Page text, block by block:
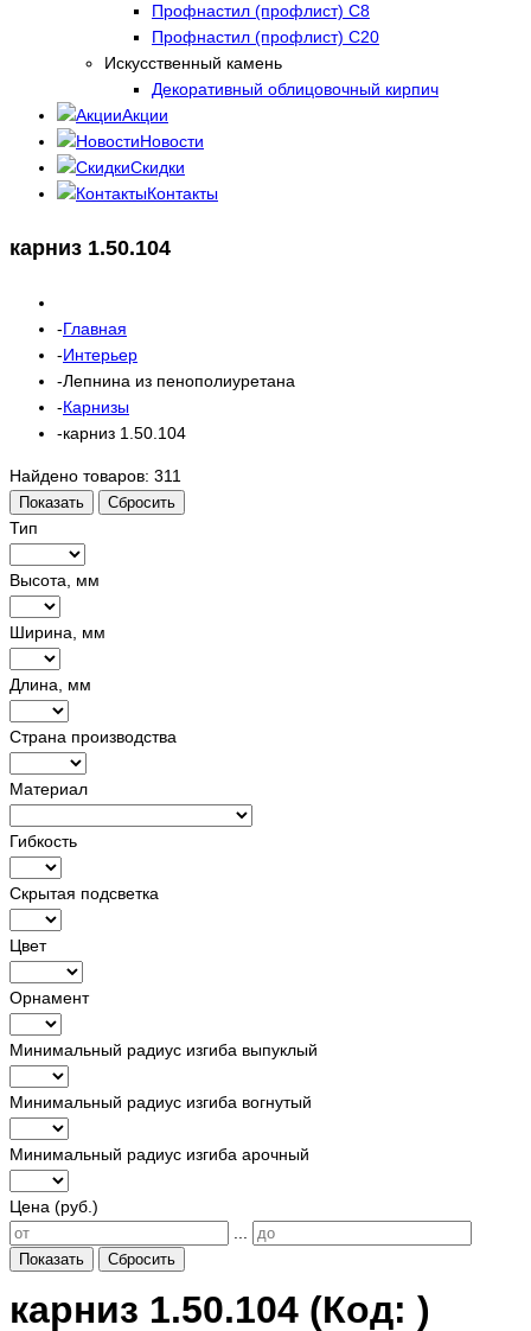
Профнастил (профлист) С8
Профнастил (профлист) С20
Искусственный камень
Декоративный облицовочный кирпич
Акции
Новости
Скидки
Контакты
карниз 1.50.104
Главная
Интерьер
Лепнина из пенополиуретана
Карнизы
карниз 1.50.104
Найдено товаров: 311
Показать Сбросить
Тип
Высота, мм
Ширина, мм
Длина, мм
Страна производства
Материал
Гибкость
Скрытая подсветка
Цвет
Орнамент
Минимальный радиус изгиба выпуклый
Минимальный радиус изгиба вогнутый
Минимальный радиус изгиба арочный
Цена (руб.)
Показать Сбросить
карниз 1.50.104 (Код: )